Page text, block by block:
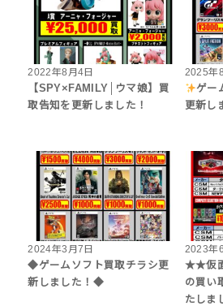
2022年8月4日
【SPY×FAMILY│ウマ娘】買
取告知を更新しました！
2025年
ゲー
更新し
2024年3月7日
◆ゲームソフト買取チラシ更
新しました！◆
2023年
★★仮
の買い
たしま